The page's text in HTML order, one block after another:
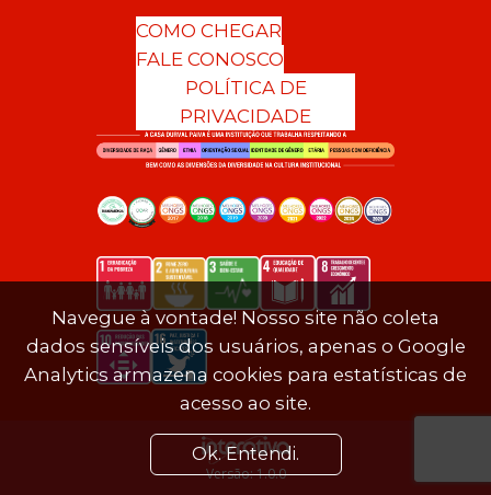
COMO CHEGAR
FALE CONOSCO
POLÍTICA DE
PRIVACIDADE
Versão: 1.0.0
Navegue à vontade! Nosso site não coleta
dados sensíveis dos usuários, apenas o Google
Analytics armazena cookies para estatísticas de
acesso ao site.
Ok. Entendi.